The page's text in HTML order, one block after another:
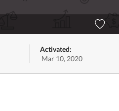
Activated:
Mar 10, 2020